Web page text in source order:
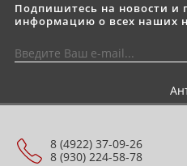
Подпишитесь на новости и
информацию о всех наших
8 (4922) 37-09-26
8 (930) 224-58-78